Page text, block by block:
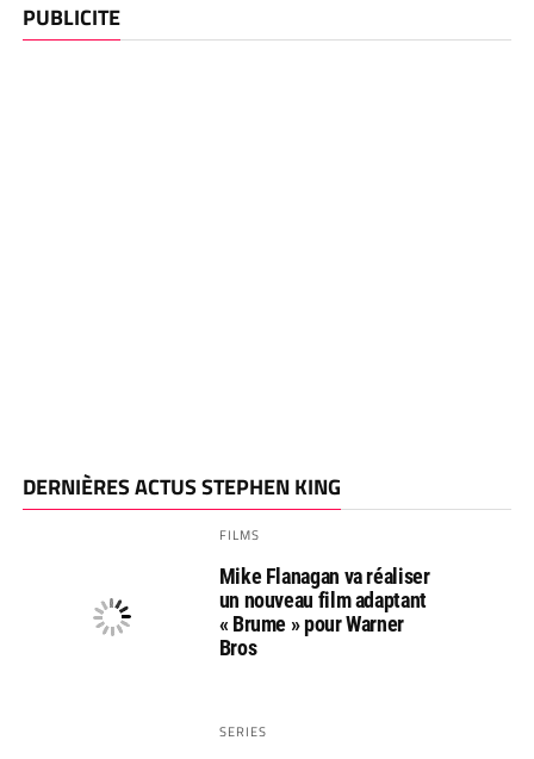
PUBLICITE
DERNIÈRES ACTUS STEPHEN KING
FILMS
Mike Flanagan va réaliser
un nouveau film adaptant
« Brume » pour Warner
Bros
SERIES